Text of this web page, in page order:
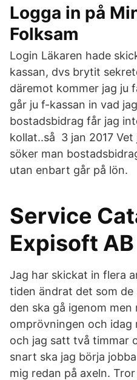
Logga in på
Folksam
Login Läkaren hade
kassan, dvs brytit
däremot kommer jag ju
går ju f-kassan in vad
bostadsbidrag får jag
kollat..så 3 jan 2017
söker man
utan enbart går på lön.
Service
Expisoft AB
Jag har skickat in flera
tiden ändrat det som
den ska gå igenom men
omprövningen och idag
och jag satt två timmar
snart ska jag börja
mig redan på axeln.